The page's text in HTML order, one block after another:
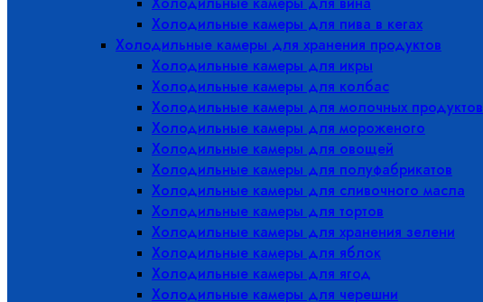
Холодильные камеры для пива в кегах
Холодильные камеры для хранения продуктов
Холодильные камеры для икры
Холодильные камеры для колбас
Холодильные камеры для молочных продуктов
Холодильные камеры для мороженого
Холодильные камеры для овощей
Холодильные камеры для полуфабрикатов
Холодильные камеры для сливочного масла
Холодильные камеры для тортов
Холодильные камеры для хранения зелени
Холодильные камеры для яблок
Холодильные камеры для ягод
Холодильные камеры для черешни